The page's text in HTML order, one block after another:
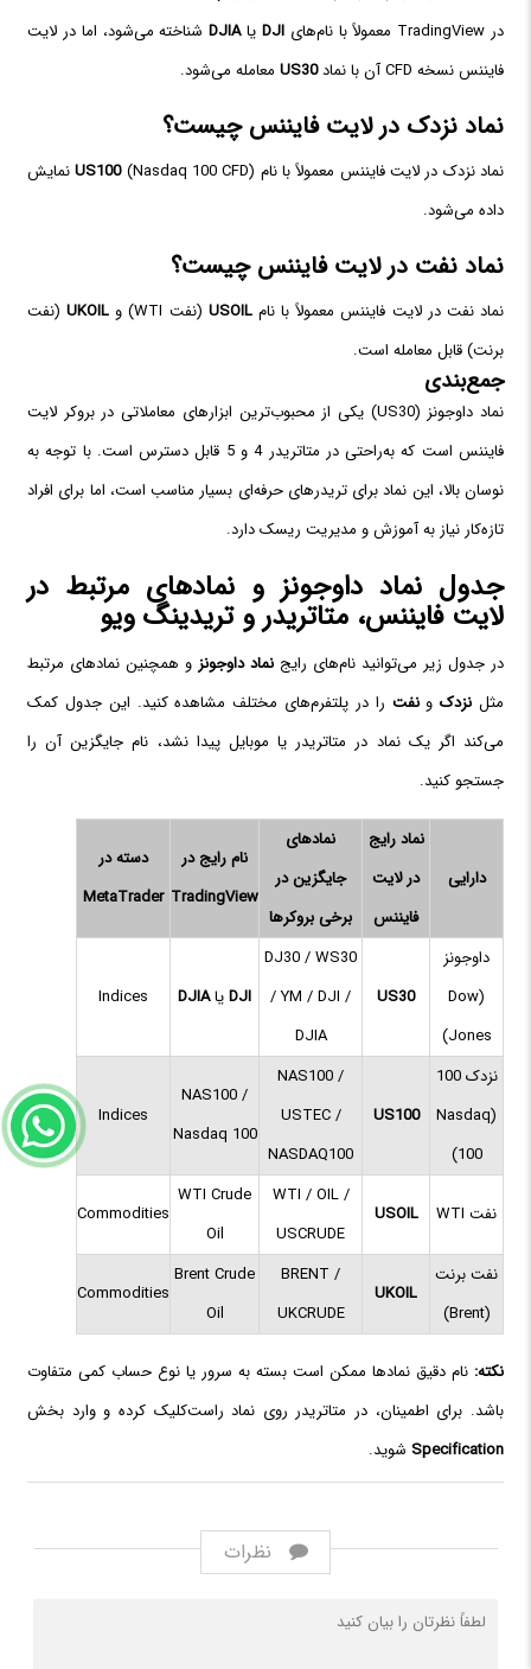
در TradingView معمولاً با نام‌های DJI یاDJIAشناخته می‌شود، اما در لایت
فایننس نسخه CFD آن با نماد
US30 معامله می‌شود.
نماد نزدک در لایت فایننس چیست؟
نماد نزدک در لایت فایننس معمولاً با نام US100(Nasdaq 100 CFD) نمایش
داده می‌شود.
نماد نفت در لایت فایننس چیست؟
نماد نفت در لایت فایننس معمولاً با نامUSOIL (نفت WTI) و UKOIL(نفت
برنت) قابل معامله است.
جمع‌بندی
نماد داوجونز (US30) یکی از محبوب‌ترین ابزارهای معاملاتی در بروکر لایت
فایننس است که به‌راحتی در متاتریدر 4 و 5 قابل دسترس است. با توجه به
نوسان بالا، این نماد برای تریدرهای حرفه‌ای بسیار مناسب است، اما برای افراد
تازه‌کار نیاز به آموزش و مدیریت ریسک دارد.
جدول نماد داوجونز و نمادهای مرتبط در
لایت فایننس، متاتریدر و تریدینگ ویو
در جدول زیر می‌توانید نام‌های رایج نماد داوجونز و همچنین نمادهای مرتبط
مثل نزدکونفت را در پلتفرم‌های مختلف مشاهده کنید. این جدول کمک
می‌کند اگر یک نماد در متاتریدر یا موبایل پیدا نشد، نام جایگزین آن را
جستجو کنید.
دارایی
نماد رایج
در لایت
فایننس
نمادهای
جایگزین در
برخی بروکرها
نام رایج در
TradingView
دسته در
MetaTrader
داوجونز
(Dow
Jones)
US30
DJ30 / WS30
/ YM / DJI /
DJIA
DJIیاDJIA
Indices
نزدک 100
(Nasdaq
100)
US100
NAS100 /
USTEC /
NASDAQ100
NAS100 /
Nasdaq 100
Indices
نفت WTI USOIL
WTI / OIL /
USCRUDE
WTI Crude
Oil
Commodities
نفت برنت
(Brent)
UKOIL
BRENT /
UKCRUDE
Brent Crude
Oil
Commodities
نکته: نام دقیق نمادها ممکن است بسته به سرور یا نوع حساب کمی متفاوت
باشد. برای اطمینان، در متاتریدر روی نماد راست‌کلیک کرده و وارد بخش
Specification شوید.
نظرات